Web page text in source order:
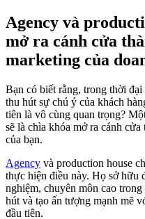
Agency và
mở ra cánh cửa
marketing của
Bạn có biết rằng, trong thời
thu hút sự chú ý của khách
tiên là vô cùng quan trọng?
sẽ là chìa khóa mở ra cánh
của bạn.
Agency và production house
thực hiện điều này. Họ sở hữu
nghiệm, chuyên môn cao
hút và tạo ấn tượng mạnh mẽ
đầu tiên.